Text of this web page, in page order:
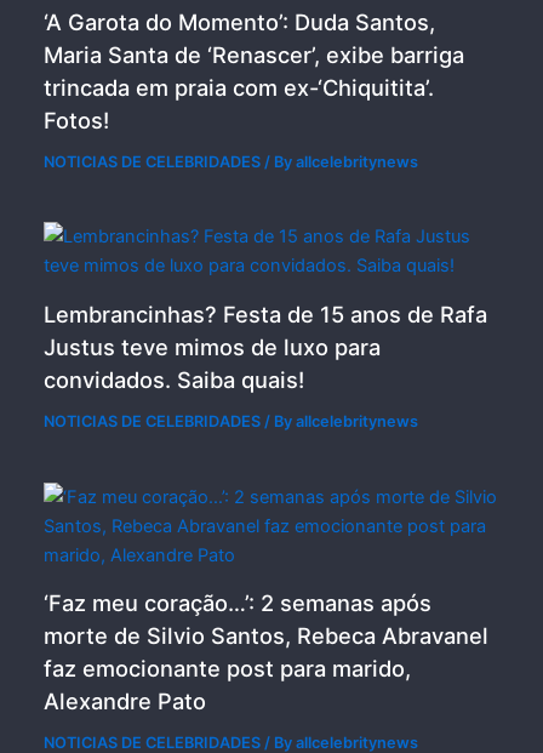
‘A Garota do Momento’: Duda Santos,
Maria Santa de ‘Renascer’, exibe barriga
trincada em praia com ex-‘Chiquitita’.
Fotos!
NOTICIAS DE CELEBRIDADES / Byallcelebritynews
Lembrancinhas? Festa de 15 anos de Rafa
Justus teve mimos de luxo para
convidados. Saiba quais!
NOTICIAS DE CELEBRIDADES / Byallcelebritynews
‘Faz meu coração…’: 2 semanas após
morte de Silvio Santos, Rebeca Abravanel
faz emocionante post para marido,
Alexandre Pato
NOTICIAS DE CELEBRIDADES / Byallcelebritynews